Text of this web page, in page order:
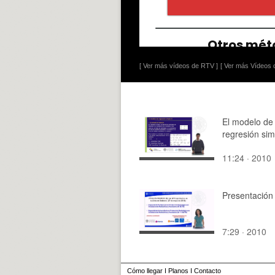
[ Ver más vídeos de RTV ] [ Ver más Vídeos
El modelo de
regresión
11:24 · 2010
Presentación
7:29 · 2010
Cómo llegar I Planos I Contacto